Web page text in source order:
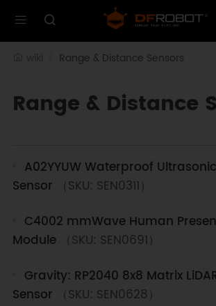
Range & Distance Sensors
Range & Distance
A02YYUW Waterproof
Sensor
（SKU: SEN0311）
C4002 mmWave Human
Module （SKU: SEN0691）
Gravity: RP2040 8x8 Matrix
Sensor
（SKU: SEN0628）